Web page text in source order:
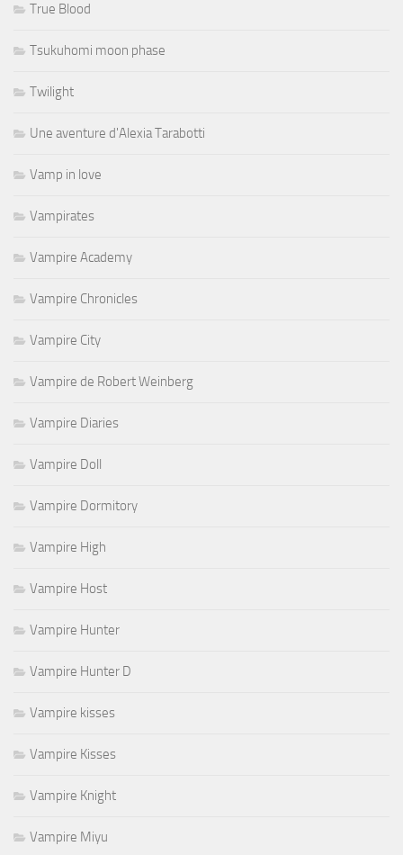
True Blood
Tsukuhomi moon phase
Twilight
Une aventure d'Alexia Tarabotti
Vamp in love
Vampirates
Vampire Academy
Vampire Chronicles
Vampire City
Vampire de Robert Weinberg
Vampire Diaries
Vampire Doll
Vampire Dormitory
Vampire High
Vampire Host
Vampire Hunter
Vampire Hunter D
Vampire kisses
Vampire Kisses
Vampire Knight
Vampire Miyu